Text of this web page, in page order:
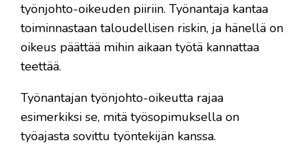
työnjohto-oikeuden piiriin. Työnantaja kantaa
toiminnastaan taloudellisen riskin, ja hänellä on
oikeus päättää mihin aikaan työtä kannattaa
teettää.
Työnantajan työnjohto-oikeutta rajaa
esimerkiksi se, mitä työsopimuksella on
työajasta sovittu työntekijän kanssa.